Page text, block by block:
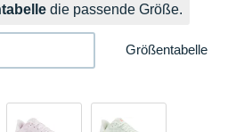
die passende Größe.
Größentabelle